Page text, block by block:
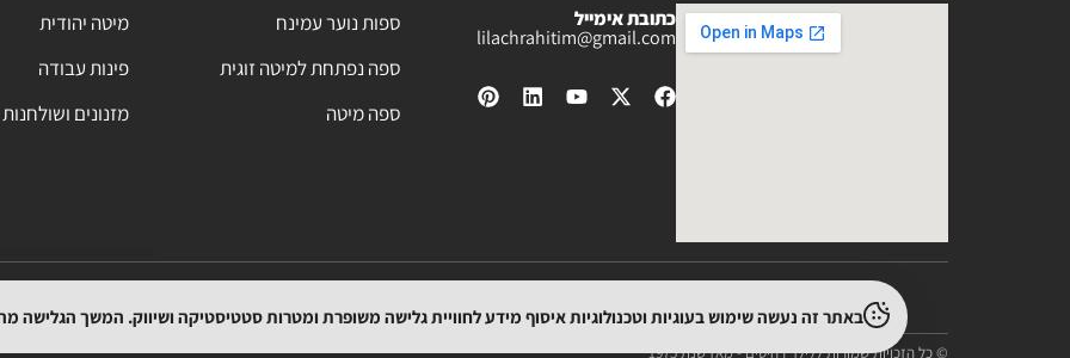
כתובת אימייל
lilachrahitim@gmail.com
ספות נוער עמינח
ספה נפתחת למיטה זוגית
ספה מיטה
מיטה יהודית
פינות עבודה
מזנונים ושולחנות
מפת האתרתקנוןהצהרת נגישותמדיניות החזרת המוצרים מדיניות משלוחים
© כל הזכויות שמורות ללילך רהיטים - מאז שנת 1975
באתר זה נעשה שימוש בעוגיות וטכנולוגיות איסוף מידע לחוויית גלישה משופרת ומטרות סטטיסטיקה ושיווק. המשך הגלישה